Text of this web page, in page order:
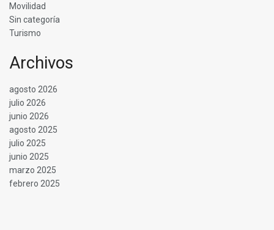
Movilidad
Sin categoría
Turismo
Archivos
agosto 2026
julio 2026
junio 2026
agosto 2025
julio 2025
junio 2025
marzo 2025
febrero 2025